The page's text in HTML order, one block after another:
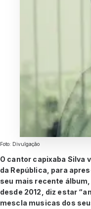
Foto: Divulgação
O cantor capixaba Silva
da República, para
seu mais recente
desde 2012, diz estar
mescla musicas dos